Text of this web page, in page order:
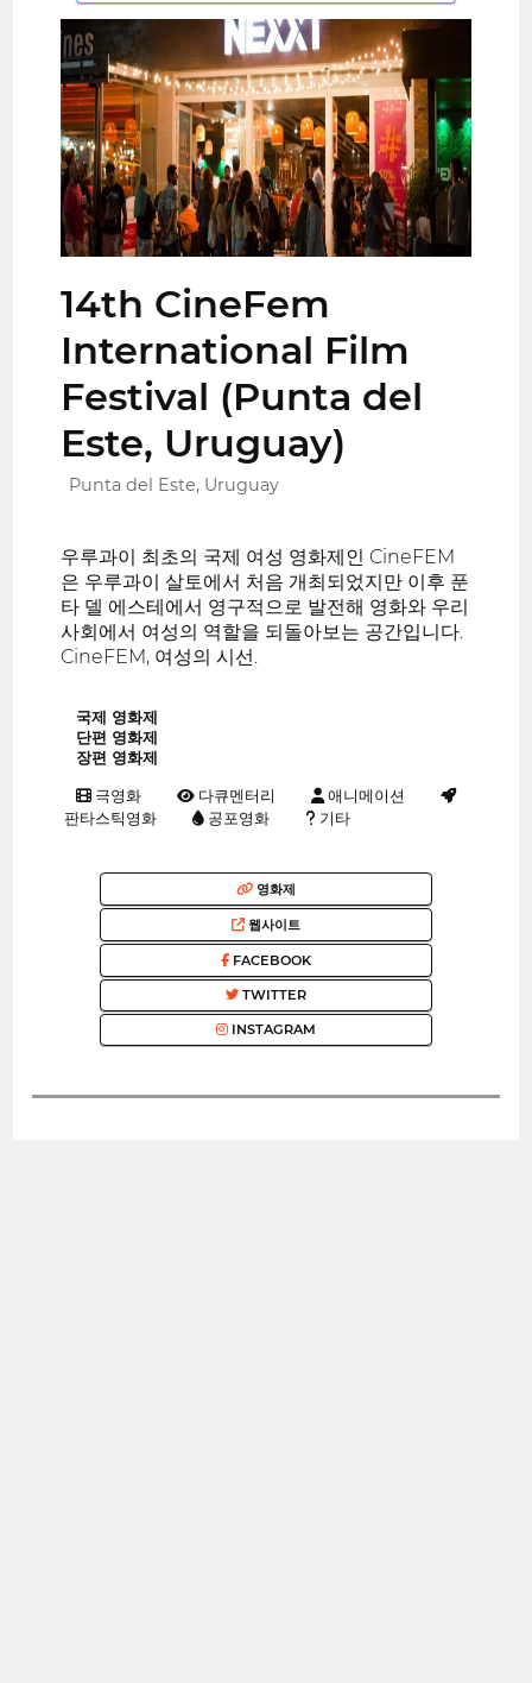
14th CineFem
International Film
Festival (Punta del
Este, Uruguay)
Punta del Este, Uruguay
우루과이 최초의 국제 여성 영화제인 CineFEM
은 우루과이 살토에서 처음 개최되었지만 이후 푼
타 델 에스테에서 영구적으로 발전해 영화와 우리
사회에서 여성의 역할을 되돌아보는 공간입니다.
CineFEM, 여성의 시선.
국제 영화제
단편 영화제
장편 영화제
극영화 다큐멘터리
애니메이션
판타스틱영화
공포영화 기타
영화제
웹사이트
FACEBOOK
TWITTER
INSTAGRAM